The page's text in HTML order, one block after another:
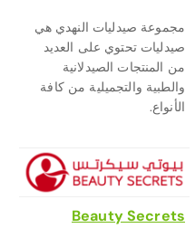
مجموعة صيدليات النهدي هي
صيدليات تحتوي على العديد
من المنتجات الصيدلانية
والطبية والتجميلية من كافة
الأنواع.
Beauty Secrets